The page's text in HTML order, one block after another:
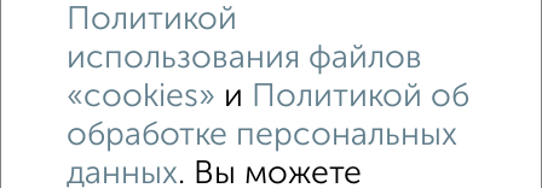
Политикой
использования файлов
«cookies» и
Политикой об
обработке персональных
данных. Вы можете